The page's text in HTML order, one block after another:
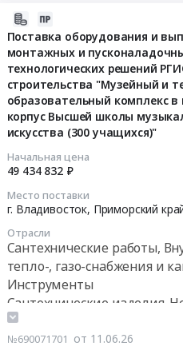
сигнализации,
пропускных систем и
019617
Поставка оборудования и
монтажных и
технологических решений
строительства "Музейный и
образовательный комплекс
корпус Высшей школы
искусства (300 учащихся)"
Начальная цена
49 434 832 ₽
Место поставки
г. Владивосток, Приморский
Отрасли
Сантехнические работы,
тепло-, газо-снабжения и
Инструменты
Сантехнические изделия.
Строительное оборудование
Котельное, теплообменное
№690071701 от 11.06.26